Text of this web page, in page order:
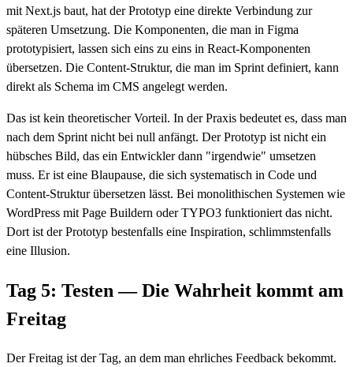
mit Next.js baut, hat der Prototyp eine direkte Verbindung zur
späteren Umsetzung. Die Komponenten, die man in Figma
prototypisiert, lassen sich eins zu eins in React-Komponenten
übersetzen. Die Content-Struktur, die man im Sprint definiert, kann
direkt als Schema im CMS angelegt werden.
Das ist kein theoretischer Vorteil. In der Praxis bedeutet es, dass man
nach dem Sprint nicht bei null anfängt. Der Prototyp ist nicht ein
hübsches Bild, das ein Entwickler dann "irgendwie" umsetzen
muss. Er ist eine Blaupause, die sich systematisch in Code und
Content-Struktur übersetzen lässt. Bei monolithischen Systemen wie
WordPress mit Page Buildern oder TYPO3 funktioniert das nicht.
Dort ist der Prototyp bestenfalls eine Inspiration, schlimmstenfalls
eine Illusion.
Tag 5: Testen — Die Wahrheit kommt am
Freitag
Der Freitag ist der Tag, an dem man ehrliches Feedback bekommt.